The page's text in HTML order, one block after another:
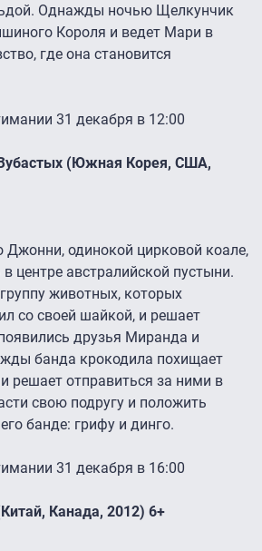
Однажды ночью Щелкунчик
Короля и ведет Мари в
где она становится
31 декабря в 12:00
(Южная Корея, США,
Джонни, одинокой цирковой коале,
центре австралийской пустыни.
животных, которых
со своей шайкой, и решает
друзья Миранда и
банда крокодила похищает
решает отправиться за ними в
свою подругу и положить
банде: грифу и динго.
31 декабря в 16:00
Канада, 2012) 6+